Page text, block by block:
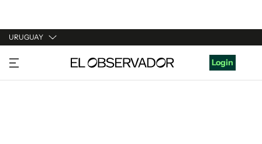
URUGUAY
URUGUAY
ARGENTINA
Login